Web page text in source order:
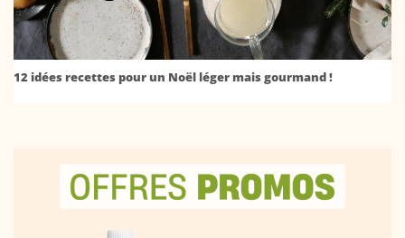
12 idées recettes pour un Noël léger mais gourmand !